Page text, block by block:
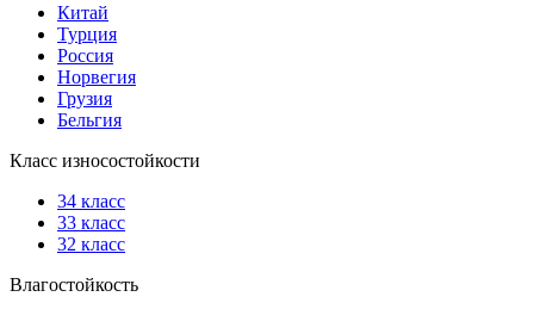
Китай
Турция
Россия
Норвегия
Грузия
Бельгия
Класс износостойкости
34 класс
33 класс
32 класс
Влагостойкость